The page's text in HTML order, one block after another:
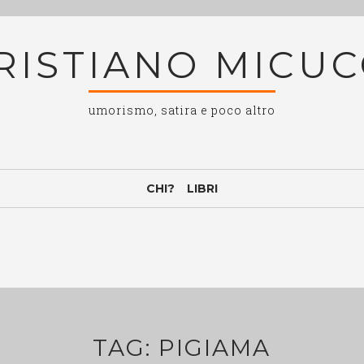
umorismo, satira e poco altro
CHI? LIBRI
TAG: PIGIAMA